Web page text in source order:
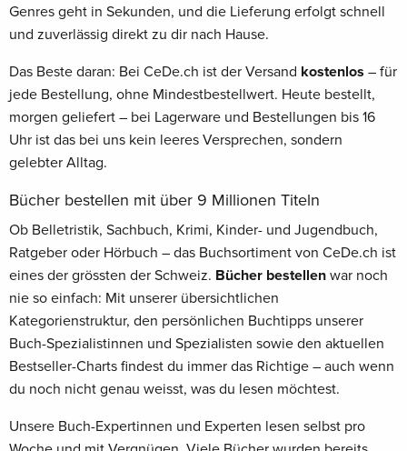
Genres geht in Sekunden, und die Lieferung erfolgt schnell
und zuverlässig direkt zu dir nach Hause.
Das Beste daran: Bei CeDe.ch ist der Versand kostenlos – für
jede Bestellung, ohne Mindestbestellwert. Heute bestellt,
morgen geliefert – bei Lagerware und Bestellungen bis 16
Uhr ist das bei uns kein leeres Versprechen, sondern
gelebter Alltag.
Bücher bestellen mit über 9 Millionen Titeln
Ob Belletristik, Sachbuch, Krimi, Kinder- und Jugendbuch,
Ratgeber oder Hörbuch – das Buchsortiment von CeDe.ch ist
eines der grössten der Schweiz. Bücher bestellen war noch
nie so einfach: Mit unserer übersichtlichen
Kategorienstruktur, den persönlichen Buchtipps unserer
Buch-Spezialistinnen und Spezialisten sowie den aktuellen
Bestseller-Charts findest du immer das Richtige – auch wenn
du noch nicht genau weisst, was du lesen möchtest.
Unsere Buch-Expertinnen und Experten lesen selbst pro